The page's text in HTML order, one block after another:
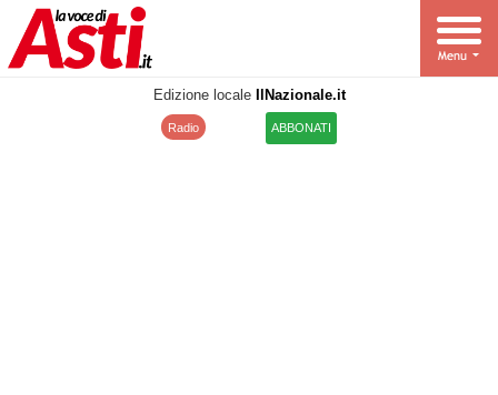
Edizione locale IlNazionale.it
Radio ABBONATI